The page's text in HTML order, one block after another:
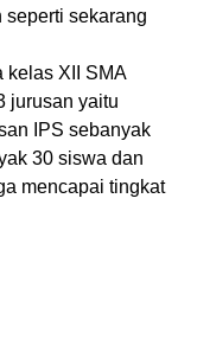
sekarang
kelas XII SMA
jurusan yaitu
IPS sebanyak
30 siswa dan
mencapai tingkat